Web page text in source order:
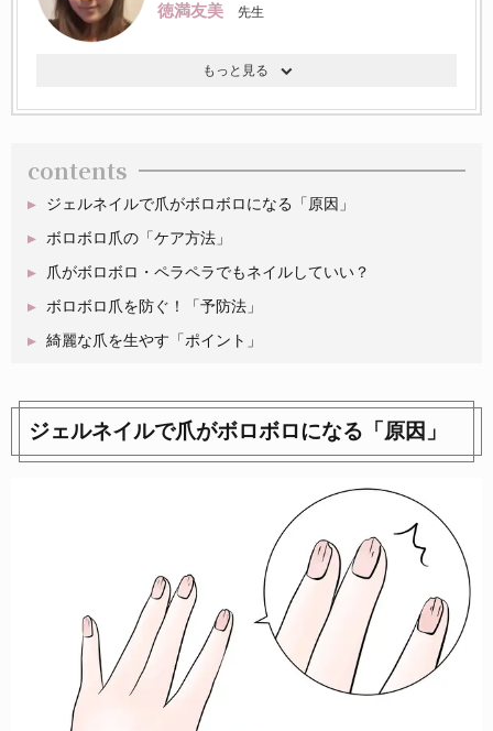
徳満友美 先生
contents
ジェルネイルで爪がボロボロになる「原因」
ボロボロ爪の「ケア方法」
爪がボロボロ・ペラペラでもネイルしていい？
ボロボロ爪を防ぐ！「予防法」
綺麗な爪を生やす「ポイント」
ジェルネイルで爪がボロボロになる「原因」